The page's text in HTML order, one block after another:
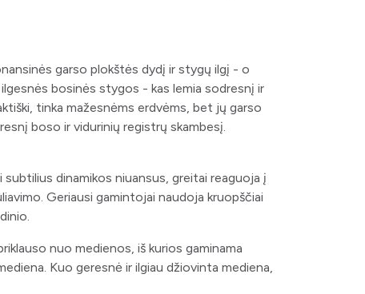
garso plokštės dydį ir stygų ilgį - o
bosinės stygos - kas lemia sodresnį ir
tinka mažesnėms erdvėms, bet jų garso
boso ir vidurinių registrų skambesį.
dinamikos niuansus, greitai reaguoja į
Geriausi gamintojai naudoja kruopščiai
nuo medienos, iš kurios gaminama
Kuo geresnė ir ilgiau džiovinta mediena,